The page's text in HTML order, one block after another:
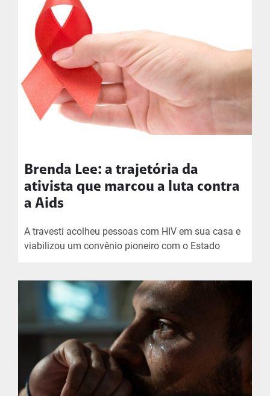
Brenda Lee: a trajetória da
ativista que marcou a luta contra
a Aids
A travesti acolheu pessoas com HIV em sua casa e
viabilizou um convênio pioneiro com o Estado